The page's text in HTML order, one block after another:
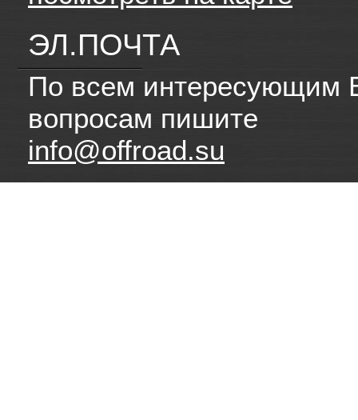
ЭЛ.ПОЧТА
По всем интересующим
вопросам пишите
info@offroad.su